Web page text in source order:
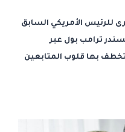
للرئيس الأمريكي السابق
ترامب بول عبر
بها قلوب المتابعين